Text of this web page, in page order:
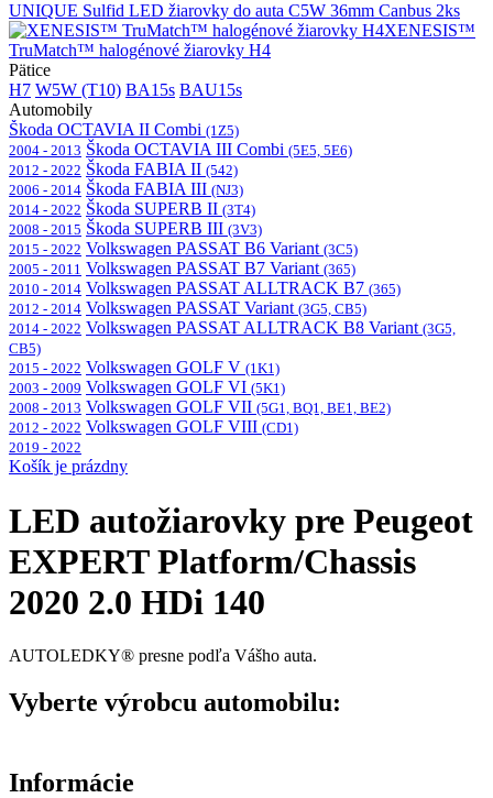
UNIQUE Sulfid LED žiarovky do auta C5W 36mm Canbus 2ks
XENESIS™
TruMatch™ halogénové žiarovky H4
Pätice
H7 W5W (T10) BA15s BAU15s
Automobily
Škoda OCTAVIA II Combi (1Z5)
2004 - 2013 Škoda OCTAVIA III Combi (5E5, 5E6)
2012 - 2022 Škoda FABIA II (542)
2006 - 2014 Škoda FABIA III (NJ3)
2014 - 2022 Škoda SUPERB II (3T4)
2008 - 2015 Škoda SUPERB III (3V3)
2015 - 2022 Volkswagen PASSAT B6 Variant (3C5)
2005 - 2011 Volkswagen PASSAT B7 Variant (365)
2010 - 2014 Volkswagen PASSAT ALLTRACK B7 (365)
2012 - 2014 Volkswagen PASSAT Variant (3G5, CB5)
2014 - 2022 Volkswagen PASSAT ALLTRACK B8 Variant (3G5,
CB5)
2015 - 2022 Volkswagen GOLF V (1K1)
2003 - 2009 Volkswagen GOLF VI (5K1)
2008 - 2013 Volkswagen GOLF VII (5G1, BQ1, BE1, BE2)
2012 - 2022 Volkswagen GOLF VIII (CD1)
2019 - 2022
Košík je prázdny
LED autožiarovky pre Peugeot
EXPERT Platform/Chassis
2020 2.0 HDi 140
AUTOLEDKY® presne podľa Vášho auta.
Vyberte výrobcu automobilu:
Informácie